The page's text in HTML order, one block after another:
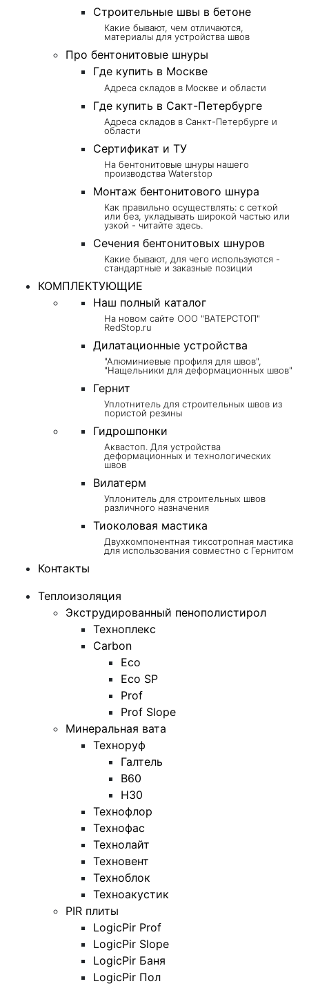
Строительные швы в бетоне
Какие бывают, чем отличаются,
материалы для устройства швов
Про бентонитовые шнуры
Где купить в Москве
Адреса складов в Москве и области
Где купить в Сакт-Петербурге
Адреса складов в Санкт-Петербурге и
области
Сертификат и ТУ
На бентонитовые шнуры нашего
производства Waterstop
Монтаж бентонитового шнура
Как правильно осуществлять: с сеткой
или без, укладывать широкой частью или
узкой - читайте здесь.
Сечения бентонитовых шнуров
Какие бывают, для чего используются -
стандартные и заказные позиции
КОМПЛЕКТУЮЩИЕ
Наш полный каталог
На новом сайте ООО "ВАТЕРСТОП"
RedStop.ru
Дилатационные устройства
"Алюминиевые профиля для швов",
"Нащельники для деформационных швов"
Гернит
Уплотнитель для строительных швов из
пористой резины
Гидрошпонки
Аквастоп. Для устройства
деформационных и технологических
швов
Вилатерм
Уплонитель для строительных швов
различного назначения
Тиоколовая мастика
Двухкомпонентная тиксотропная мастика
для использования совместно с Гернитом
Контакты
Теплоизоляция
Экструдированный пенополистирол
Техноплекс
Carbon
Eco
Eco SP
Prof
Prof Slope
Минеральная вата
Техноруф
Галтель
В60
Н30
Технофлор
Технофас
Технолайт
Техновент
Техноблок
Техноакустик
PIR плиты
LogicPir Prof
LogicPir Slope
LogicPir Баня
LogicPir Пол